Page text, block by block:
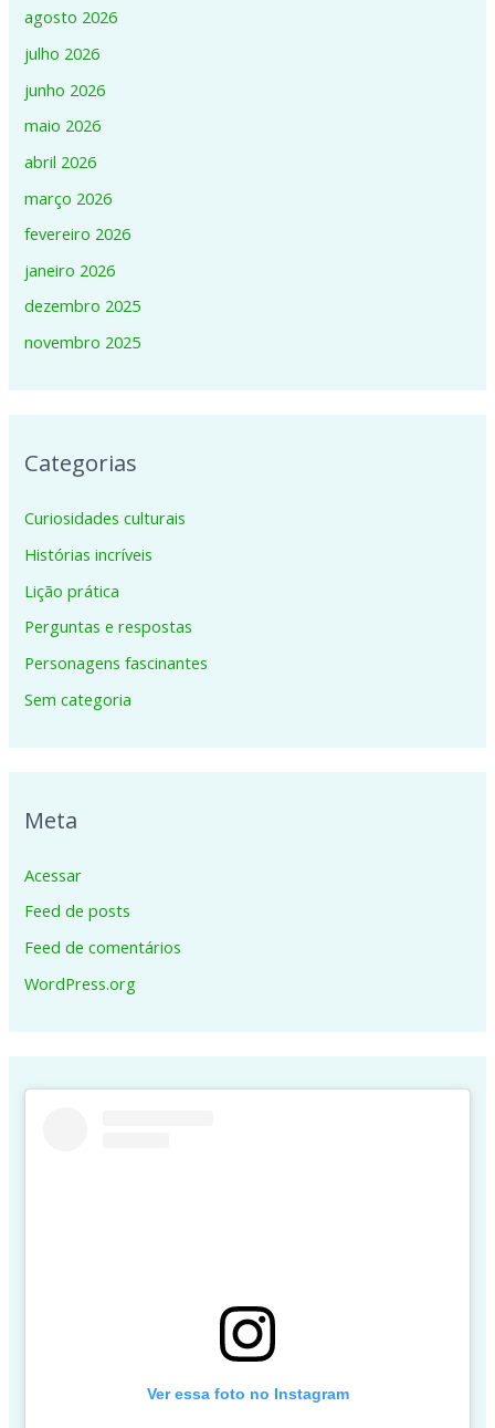
agosto 2026
julho 2026
junho 2026
maio 2026
abril 2026
março 2026
fevereiro 2026
janeiro 2026
dezembro 2025
novembro 2025
Categorias
Curiosidades culturais
Histórias incríveis
Lição prática
Perguntas e respostas
Personagens fascinantes
Sem categoria
Meta
Acessar
Feed de posts
Feed de comentários
WordPress.org
Ver essa foto no Instagram